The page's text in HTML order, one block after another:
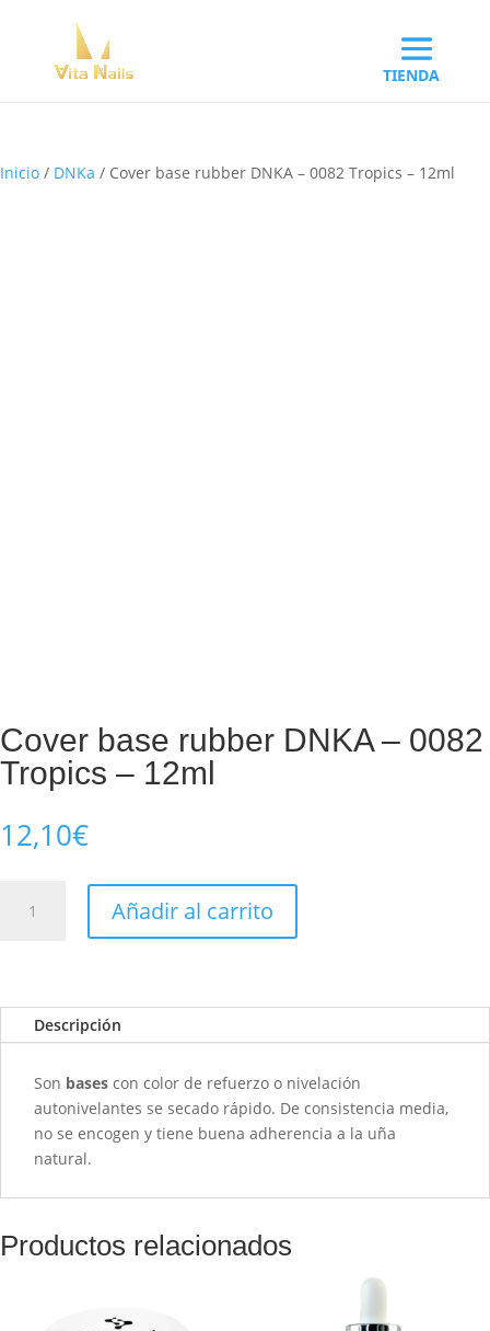
Inicio / DNKa / Cover base rubber DNKA – 0082 Tropics – 12ml
Cover base rubber DNKA – 0082
Tropics – 12ml
12,10€
base
Tropics
12ml
cantidad
Añadir al carrito
Descripción
Son bases con color de refuerzo o nivelación
autonivelantes se secado rápido. De consistencia media,
no se encogen y tiene buena adherencia a la uña
natural.
Productos relacionados